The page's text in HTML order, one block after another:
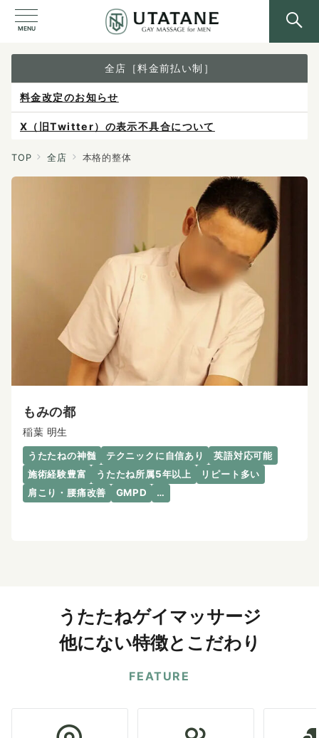
MENU
全店［料金前払い制］
料金改定のお知らせ
X（旧Twitter）の表示不具合について
ご予約は各店へ直接お問い合わせください。
料金は当日施術前にお支払いください。
TOP 全店 本格的整体
もみの都
稲葉 明生
うたたねの神髄 テクニックに自信あり
英語対応可能
施術経験豊富
うたたね所属5年以上
リピート多い
肩こり・腰痛改善
GMPD …
うたたねゲイマッサージ
他にない特徴とこだわり
FEATURE